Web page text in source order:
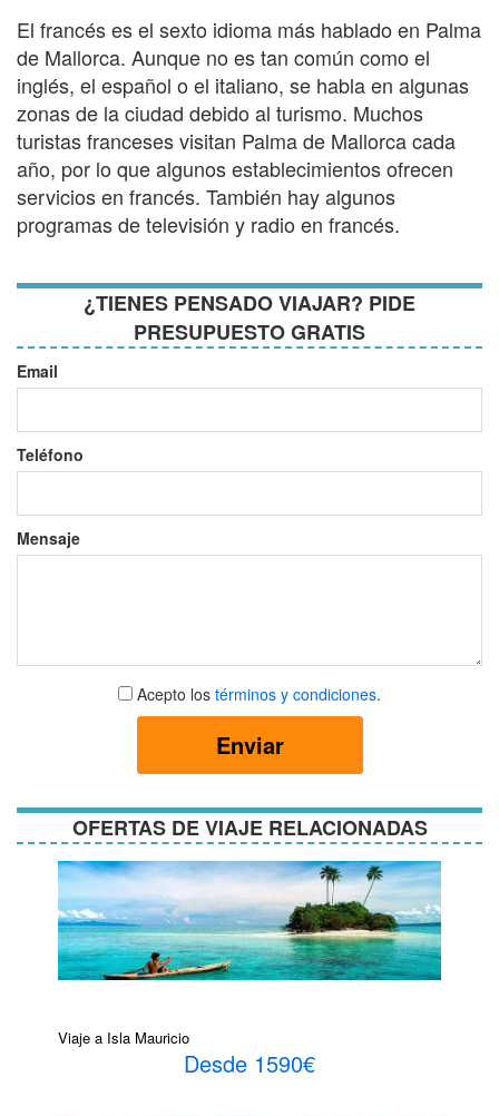
El francés es el sexto idioma más hablado en Palma
de Mallorca. Aunque no es tan común como el
inglés, el español o el italiano, se habla en algunas
zonas de la ciudad debido al turismo. Muchos
turistas franceses visitan Palma de Mallorca cada
año, por lo que algunos establecimientos ofrecen
servicios en francés. También hay algunos
programas de televisión y radio en francés.
¿TIENES PENSADO VIAJAR? PIDE
PRESUPUESTO GRATIS
Email
Teléfono
Mensaje
Aceptar
términos
Acepto los términos y condiciones.
Enviar
OFERTAS DE VIAJE RELACIONADAS
Viaje a Isla Mauricio
Desde 1590€